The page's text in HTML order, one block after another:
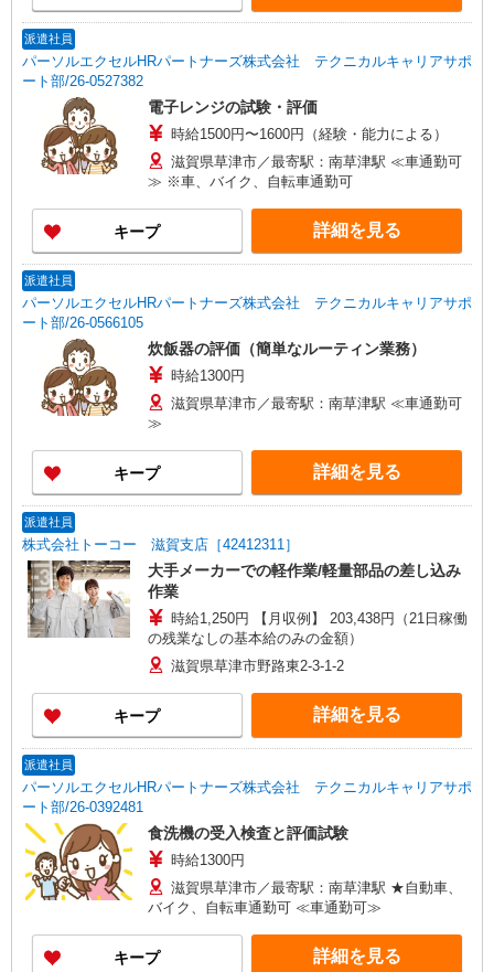
派遣社員
パーソルエクセルHRパートナーズ株式会社 テクニカルキャリアサポ
ート部/26-0527382
電子レンジの試験・評価
時給1500円〜1600円（経験・能力による）
滋賀県草津市／最寄駅：南草津駅 ≪車通勤可
≫ ※車、バイク、自転車通勤可
キープ 詳細を見る
派遣社員
パーソルエクセルHRパートナーズ株式会社 テクニカルキャリアサポ
ート部/26-0566105
炊飯器の評価（簡単なルーティン業務）
時給1300円
滋賀県草津市／最寄駅：南草津駅 ≪車通勤可
≫
キープ 詳細を見る
派遣社員
株式会社トーコー 滋賀支店［42412311］
大手メーカーでの軽作業/軽量部品の差し込み
作業
時給1,250円 【月収例】 203,438円（21日稼働
の残業なしの基本給のみの金額）
滋賀県草津市野路東2-3-1-2
キープ 詳細を見る
派遣社員
パーソルエクセルHRパートナーズ株式会社 テクニカルキャリアサポ
ート部/26-0392481
食洗機の受入検査と評価試験
時給1300円
滋賀県草津市／最寄駅：南草津駅 ★自動車、
バイク、自転車通勤可 ≪車通勤可≫
キープ 詳細を見る